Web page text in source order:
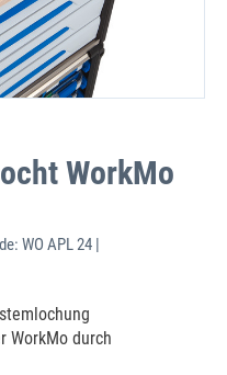
WorkMo
WO APL 24 |
WorkMo durch